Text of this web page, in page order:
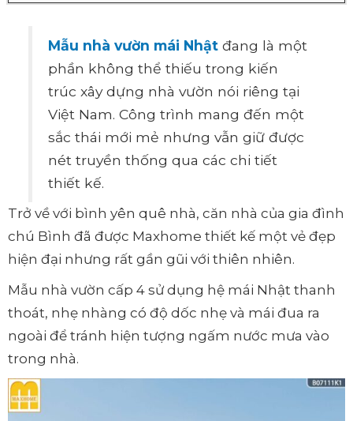
Mẫu nhà vườn mái Nhật đang là một
phần không thể thiếu trong kiến
trúc xây dựng nhà vườn nói riêng tại
Việt Nam. Công trình mang đến một
sắc thái mới mẻ nhưng vẫn giữ được
nét truyền thống qua các chi tiết
thiết kế.
Trở về với bình yên quê nhà, căn nhà của gia đình
chú Bình đã được Maxhome thiết kế một vẻ đẹp
hiện đại nhưng rất gần gũi với thiên nhiên.
Mẫu nhà vườn cấp 4 sử dụng hệ mái Nhật thanh
thoát, nhẹ nhàng có độ dốc nhẹ và mái đua ra
ngoài để tránh hiện tượng ngấm nước mưa vào
trong nhà.